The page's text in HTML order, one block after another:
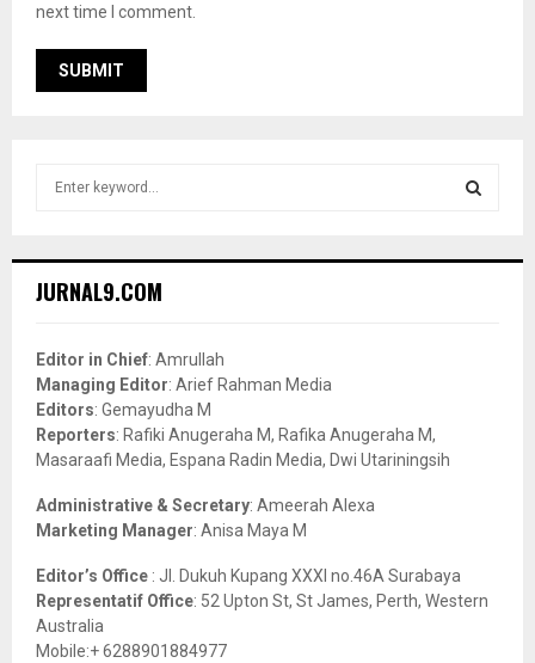
next time I comment.
h
o
r
:
JURNAL9.COM
Editor in Chief: Amrullah
Managing Editor: Arief Rahman Media
Editors: Gemayudha M
Reporters: Rafiki Anugeraha M, Rafika Anugeraha M,
Masaraafi Media, Espana Radin Media, Dwi Utariningsih
Administrative & Secretary: Ameerah Alexa
Marketing Manager: Anisa Maya M
Editor’s Office : Jl. Dukuh Kupang XXXI no.46A Surabaya
Representatif Office: 52 Upton St, St James, Perth, Western
Australia
Mobile:+ 6288901884977